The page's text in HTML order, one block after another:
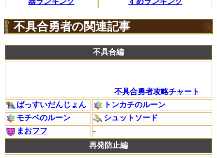
不具合勇者の関連記事
不具合編
不具合勇者攻略チャート
ばっすいだんじょん
トンカチのルーン
モチベのルーン
シュットソード
まおフフ
-
再発防止編